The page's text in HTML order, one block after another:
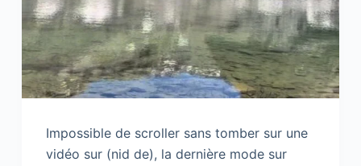
Impossible de scroller sans tomber sur une
vidéo sur (nid de), la dernière mode sur